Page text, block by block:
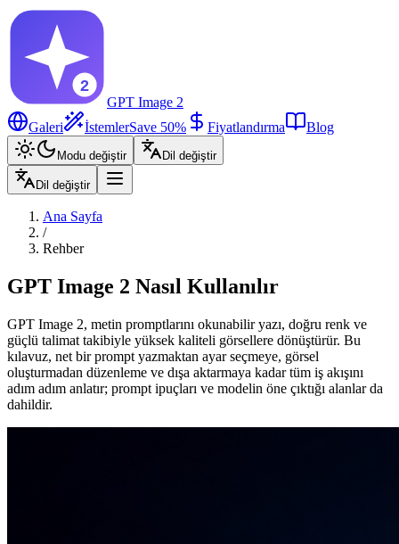
GPT Image 2
Galeri
İstemlerSave 50% Fiyatlandırma Blog
Modu değiştir Dil değiştir
Dil değiştir
Ana Sayfa
/
Rehber
GPT Image 2 Nasıl Kullanılır
GPT Image 2, metin promptlarını okunabilir yazı, doğru renk ve
güçlü talimat takibiyle yüksek kaliteli görsellere dönüştürür. Bu
kılavuz, net bir prompt yazmaktan ayar seçmeye, görsel
oluşturmadan düzenleme ve dışa aktarmaya kadar tüm iş akışını
adım adım anlatır; prompt ipuçları ve modelin öne çıktığı alanlar da
dahildir.